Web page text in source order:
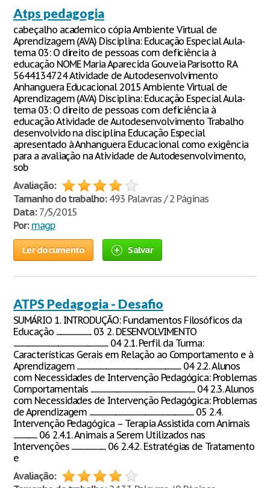
Atps pedagogia
cabeçalho academico cópia Ambiente Virtual de
Aprendizagem (AVA) Disciplina: Educação Especial Aula-
tema 03: O direito de pessoas com deficiência à
educação NOME Maria Aparecida Gouveia Parisotto RA
5644134724 Atividade de Autodesenvolvimento
Anhanguera Educacional 2015 Ambiente Virtual de
Aprendizagem (AVA) Disciplina: Educação Especial Aula-
tema 03: O direito de pessoas com deficiência à
educação Atividade de Autodesenvolvimento Trabalho
desenvolvido na disciplina Educação Especial
apresentado à Anhanguera Educacional como exigência
para a avaliação na Atividade de Autodesenvolvimento,
sob
Avaliação:
Tamanho do trabalho:493 Palavras / 2 Páginas
Data:7/5/2015
Por: magp
Ler documento Salvar
ATPS Pedagogia - Desafio
SUMÁRIO 1. INTRODUÇÃO: Fundamentos Filosóficos da
Educação .............................. 03 2. DESENVOLVIMENTO
................................................................................ 04 2.1. Perfil da Turma:
Características Gerais em Relação ao Comportamento e à
Aprendizagem ........................................................................................ 04 2.2. Alunos
com Necessidades de Intervenção Pedagógica: Problemas
Comportamentais ........................................................................................ 04 2.3. Alunos
com Necessidades de Intervenção Pedagógica: Problemas
de Aprendizagem ........................................................................................ 05 2.4.
Intervenção Pedagógica – Terapia Assistida com Animais
.................... 06 2.4.1. Animais a Serem Utilizados nas
Intervenções ............................. 06 2.4.2. Estratégias de Tratamento
e
Avaliação: